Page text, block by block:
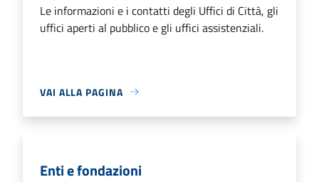
Le informazioni e i contatti degli Uffici di Città, gli
uffici aperti al pubblico e gli uffici assistenziali.
VAI ALLA PAGINA
Enti e fondazioni